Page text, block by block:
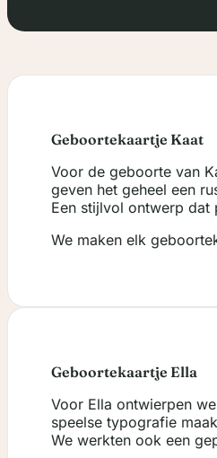
Geboortekaartje Kaat
Voor de geboorte van
geven het geheel een
Een stijlvol ontwerp dat
We maken elk
Geboortekaartje Ella
Voor Ella ontwierpen
speelse typografie
We werkten ook een